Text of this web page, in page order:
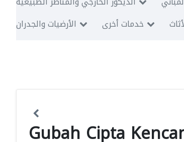
الأرضيات والجدران
خدمات أخرى
Gubah Cipta